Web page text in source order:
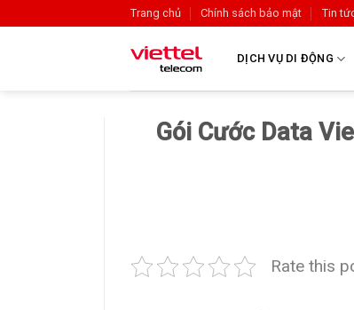
Trang chủ Chính sách bảo mật Tin
DỊCH VỤ DI ĐỘNG
Gói Cước Data
Rate this